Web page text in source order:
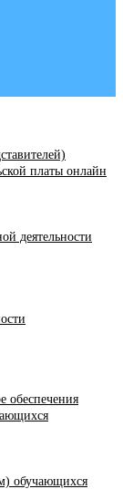
платы онлайн
деятельности
обеспечения
обучающихся